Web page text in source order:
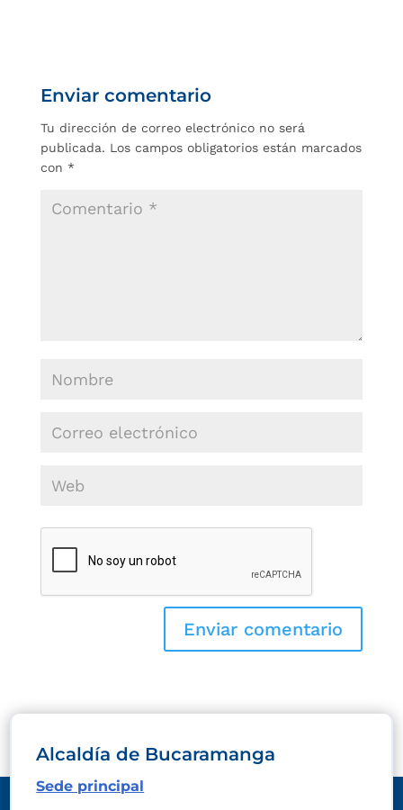
Enviar comentario
Tu dirección de correo electrónico no será
publicada. Los campos obligatorios están marcados
con *
Alcaldía de Bucaramanga
Sede principal